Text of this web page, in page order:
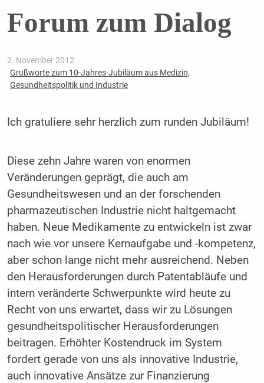
Forum zum Dialog
2. November 2012
Grußworte zum 10-Jahres-Jubiläum aus Medizin,
Gesundheitspolitik und Industrie
Ich gratuliere sehr herzlich zum runden Jubiläum!
Diese zehn Jahre waren von enormen
Veränderungen geprägt, die auch am
Gesundheitswesen und an der forschenden
pharmazeutischen Industrie nicht haltgemacht
haben. Neue Medikamente zu entwickeln ist zwar
nach wie vor unsere Kernaufgabe und -kompetenz,
aber schon lange nicht mehr ausreichend. Neben
den Herausforderungen durch Patentabläufe und
intern veränderte Schwerpunkte wird heute zu
Recht von uns erwartet, dass wir zu Lösungen
gesundheitspolitischer Herausforderungen
beitragen. Erhöhter Kostendruck im System
fordert gerade von uns als innovative Industrie,
auch innovative Ansätze zur Finanzierung